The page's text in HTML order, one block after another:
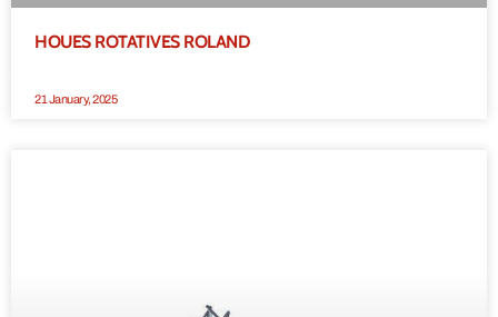
HOUES ROTATIVES ROLAND
21 January, 2025